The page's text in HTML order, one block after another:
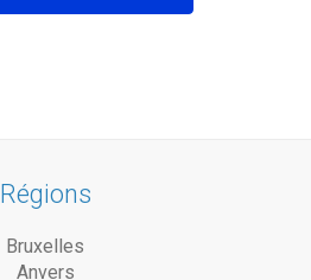
Régions
Bruxelles
Anvers